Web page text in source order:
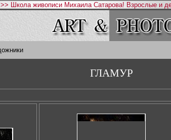
>> Школа живописи Михаила Сатарова! Взрослые и
ГЛАМУР